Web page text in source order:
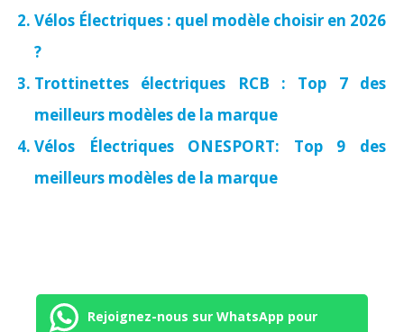
Vélos Électriques : quel modèle choisir en 2026
?
Trottinettes électriques RCB : Top 7 des
meilleurs modèles de la marque
Vélos Électriques ONESPORT: Top 9 des
meilleurs modèles de la marque
Rejoignez-nous sur WhatsApp pour